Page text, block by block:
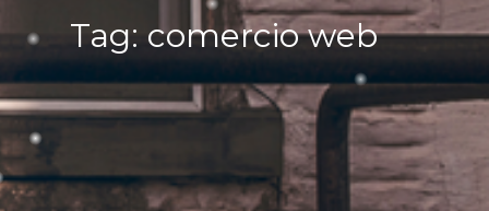
Tag: comercio web